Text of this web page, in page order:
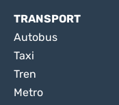
TRANSPORT
Autobus
Taxi
Tren
Metro